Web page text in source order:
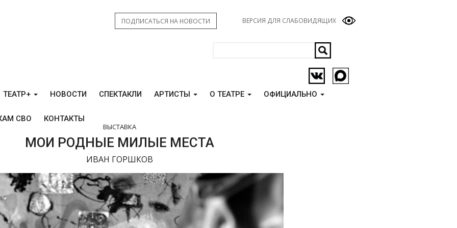
ВЕРСИЯ ДЛЯ СЛАБОВИДЯЩИХ
ПОДПИСАТЬСЯ НА НОВОСТИ
ТЕАТР+ НОВОСТИ СПЕКТАКЛИ АРТИСТЫ О ТЕАТРЕ ОФИЦИАЛЬНО
СВО
КОНТАКТЫ
ВЫСТАВКА
МОИ РОДНЫЕ МИЛЫЕ МЕСТА
ИВАН ГОРШКОВ